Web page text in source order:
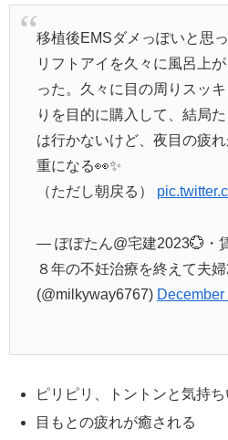
移植後EMSダメっぽいと思
リフトアイを久々に風呂上
った。久々に目の周りスッ
りを目的に購入して、結局
は行かないけど、夜目の疲
重になる👀✨
（ただし朝戻る）
— ぽぽたん@宅建2023💮・
８年の不妊治療を終えて夫
(@milkyway6767)
ピリピリ、トントンと気持ち
目もとの疲れが癒される